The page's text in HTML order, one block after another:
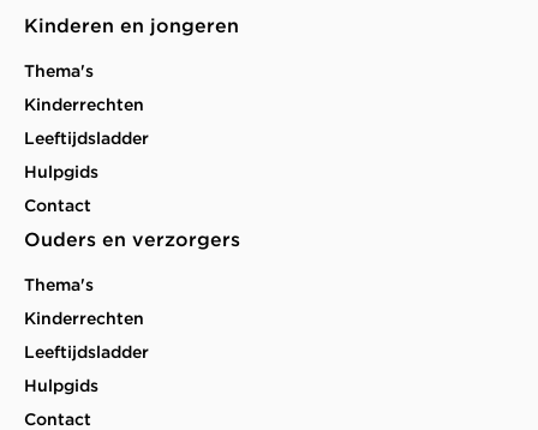
Kinderen en jongeren
Thema's
Kinderrechten
Leeftijdsladder
Hulpgids
Contact
Ouders en verzorgers
Thema's
Kinderrechten
Leeftijdsladder
Hulpgids
Contact